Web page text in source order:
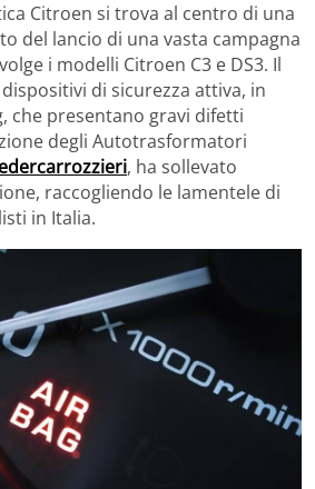
Citroen si trova al centro di una
del lancio di una vasta campagna
i modelli Citroen C3 e DS3. Il
di sicurezza attiva, in
che presentano gravi difetti
degli Autotrasformatori
, ha sollevato
raccogliendo le lamentele di
in Italia.